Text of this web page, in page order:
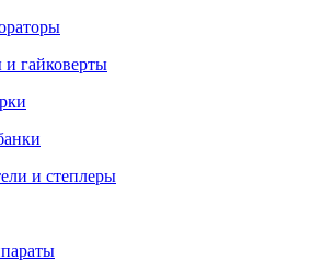
гайковерты
и степлеры